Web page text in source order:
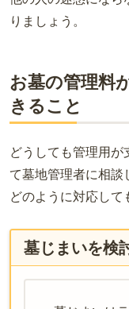
りましょう。
お墓の管理料
きること
どうしても管理用が
て墓地管理者に相談
どのように対応して
墓じまいを検